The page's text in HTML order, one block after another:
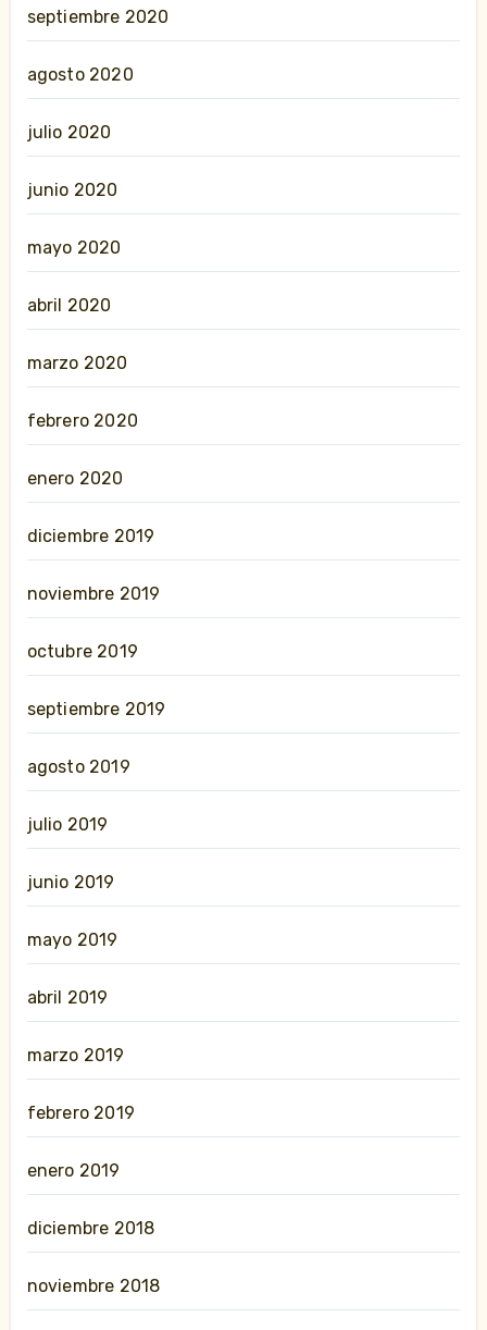
septiembre 2020
agosto 2020
julio 2020
junio 2020
mayo 2020
abril 2020
marzo 2020
febrero 2020
enero 2020
diciembre 2019
noviembre 2019
octubre 2019
septiembre 2019
agosto 2019
julio 2019
junio 2019
mayo 2019
abril 2019
marzo 2019
febrero 2019
enero 2019
diciembre 2018
noviembre 2018